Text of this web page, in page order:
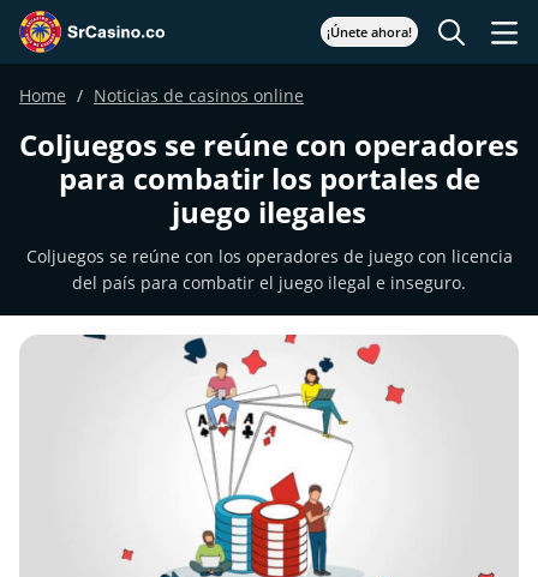
¡Únete ahora!
Home Noticias de casinos online
Coljuegos se reúne con operadores
para combatir los portales de
juego ilegales
Coljuegos se reúne con los operadores de juego con licencia
del país para combatir el juego ilegal e inseguro.